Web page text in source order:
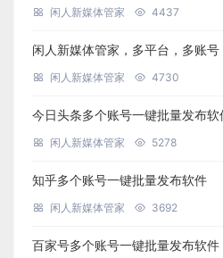
闲人新媒体管家 4437
闲人新媒体管家，多平台，多账
闲人新媒体管家 4730
今日头条多个账号一键批量发布软
闲人新媒体管家 5278
知乎多个账号一键批量发布软件
闲人新媒体管家 3692
百家号多个账号一键批量发布软件